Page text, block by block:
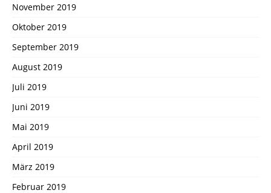
November 2019
Oktober 2019
September 2019
August 2019
Juli 2019
Juni 2019
Mai 2019
April 2019
März 2019
Februar 2019